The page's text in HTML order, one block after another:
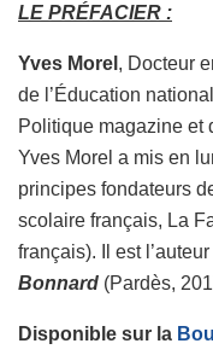
LE PRÉFACIER :
Yves Morel , Docteur
de l’Éducation
Politique magazine et
Yves Morel a mis en
principes fondateurs
scolaire français, La
français). Il est l’auteur
Bonnard (Pardès,
Disponible sur la